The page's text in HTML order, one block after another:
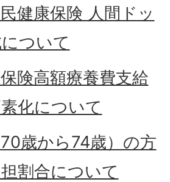
健康保険 人間ドッ
ついて
険高額療養費支給
化について
歳から74歳）の方
割合について